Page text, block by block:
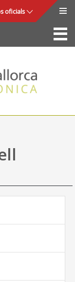
oficials
La Seu
de Mallorca
Accés i seguretat
Utilitats
Ajuda